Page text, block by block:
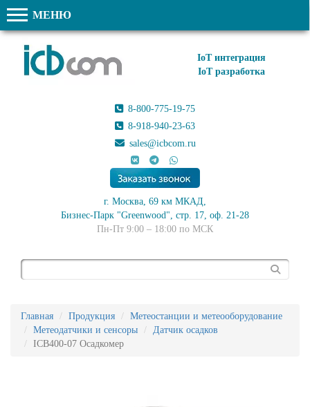
МЕНЮ
IoT интеграция
IoT разработка
8-800-775-19-75
8-918-940-23-63
sales@icbcom.ru
г. Москва, 69 км МКАД,
Бизнес-Парк "Greenwood", стр. 17, оф. 21-28
Пн-Пт 9:00 – 18:00 по МСК
Главная Продукция
Метеостанции и метеооборудование
Метеодатчики и сенсоры
Датчик осадков
ICB400-07 Осадкомер